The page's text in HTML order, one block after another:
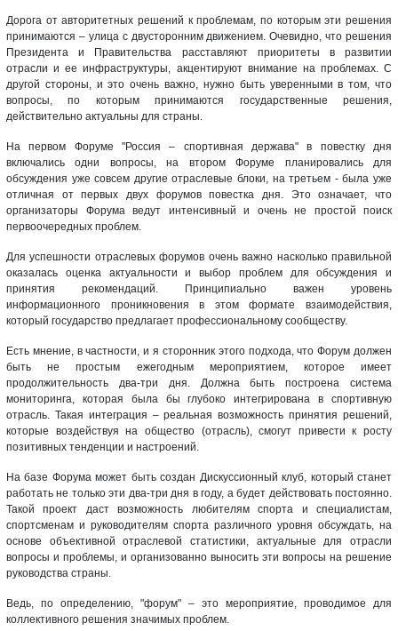
Дорога от авторитетных решений к проблемам, по которым эти решения
принимаются – улица с двусторонним движением. Очевидно, что решения
Президента и Правительства расставляют приоритеты в развитии
отрасли и ее инфраструктуры, акцентируют внимание на проблемах. С
другой стороны, и это очень важно, нужно быть уверенными в том, что
вопросы, по которым принимаются государственные решения,
действительно актуальны для страны.
На первом Форуме "Россия – спортивная держава" в повестку дня
включались одни вопросы, на втором Форуме планировались для
обсуждения уже совсем другие отраслевые блоки, на третьем - была уже
отличная от первых двух форумов повестка дня. Это означает, что
организаторы Форума ведут интенсивный и очень не простой поиск
первоочередных проблем.
Для успешности отраслевых форумов очень важно насколько правильной
оказалась оценка актуальности и выбор проблем для обсуждения и
принятия рекомендаций. Принципиально важен уровень
информационного проникновения в этом формате взаимодействия,
который государство предлагает профессиональному сообществу.
Есть мнение, в частности, и я сторонник этого подхода, что Форум должен
быть не простым ежегодным мероприятием, которое имеет
продолжительность два-три дня. Должна быть построена система
мониторинга, которая была бы глубоко интегрирована в спортивную
отрасль. Такая интеграция – реальная возможность принятия решений,
которые воздействуя на общество (отрасль), смогут привести к росту
позитивных тенденции и настроений.
На базе Форума может быть создан Дискуссионный клуб, который станет
работать не только эти два-три дня в году, а будет действовать постоянно.
Такой проект даст возможность любителям спорта и специалистам,
спортсменам и руководителям спорта различного уровня обсуждать, на
основе объективной отраслевой статистики, актуальные для отрасли
вопросы и проблемы, и организованно выносить эти вопросы на решение
руководства страны.
Ведь, по определению, "форум" – это мероприятие, проводимое для
коллективного решения значимых проблем.